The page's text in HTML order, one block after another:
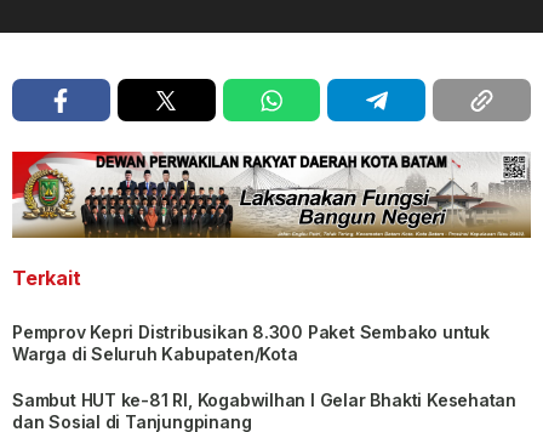
Terkait
Pemprov Kepri Distribusikan 8.300 Paket Sembako untuk
Warga di Seluruh Kabupaten/Kota
Sambut HUT ke-81 RI, Kogabwilhan I Gelar Bhakti Kesehatan
dan Sosial di Tanjungpinang